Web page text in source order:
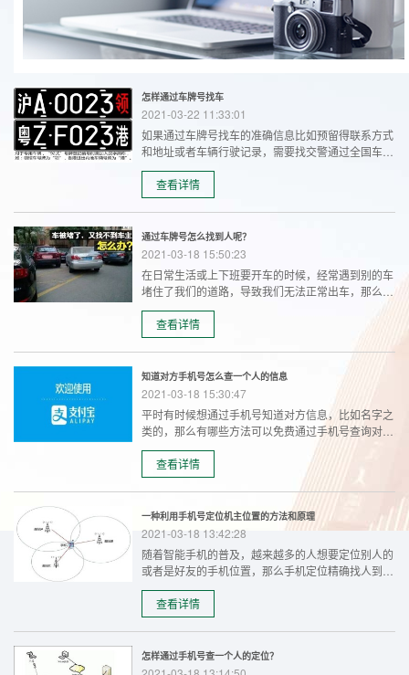
怎样通过车牌号找车
2021-03-22 11:33:01
如果通过车牌号找车的准确信息比如预留得联系方式
和地址或者车辆行驶记录，需要找交警通过全国车辆
联网系统进行查询，因为这些信息只有交警部门才有
一定权限查询，其他个人或一般单位是没有权限查
询，通过车牌找人找车电话18681555679。
查看详情
通过车牌号怎么找到人呢？
2021-03-18 15:50:23
在日常生活或上下班要开车的时候，经常遇到别的车
堵住了我们的道路，导致我们无法正常出车，那么遇
到这种情况有时候我们要根据车牌号来找人，下面我
们就聊聊通过这车牌号怎么找人的几种方法？
查看详情
知道对方手机号怎么查一个人的信息
2021-03-18 15:30:47
平时有时候想通过手机号知道对方信息，比如名字之
类的，那么有哪些方法可以免费通过手机号查询对方
的基础信息呢？
查看详情
一种利用手机号定位机主位置的方法和原理
2021-03-18 13:42:28
随着智能手机的普及，越来越多的人想要定位别人的
或者是好友的手机位置，那么手机定位精确找人到底
靠不靠谱呢？今天就为大家分析下手机定位软件实现
号码定位的原理和方法。
查看详情
怎样通过手机号查一个人的定位？